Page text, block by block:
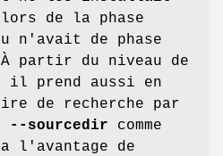
de la phase
n'avait de phase
partir du niveau de
il prend aussi en
de recherche par
--sourcedir comme
l'avantage de